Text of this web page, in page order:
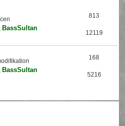
, BassSultan
813
12119
, BassSultan
168
5216